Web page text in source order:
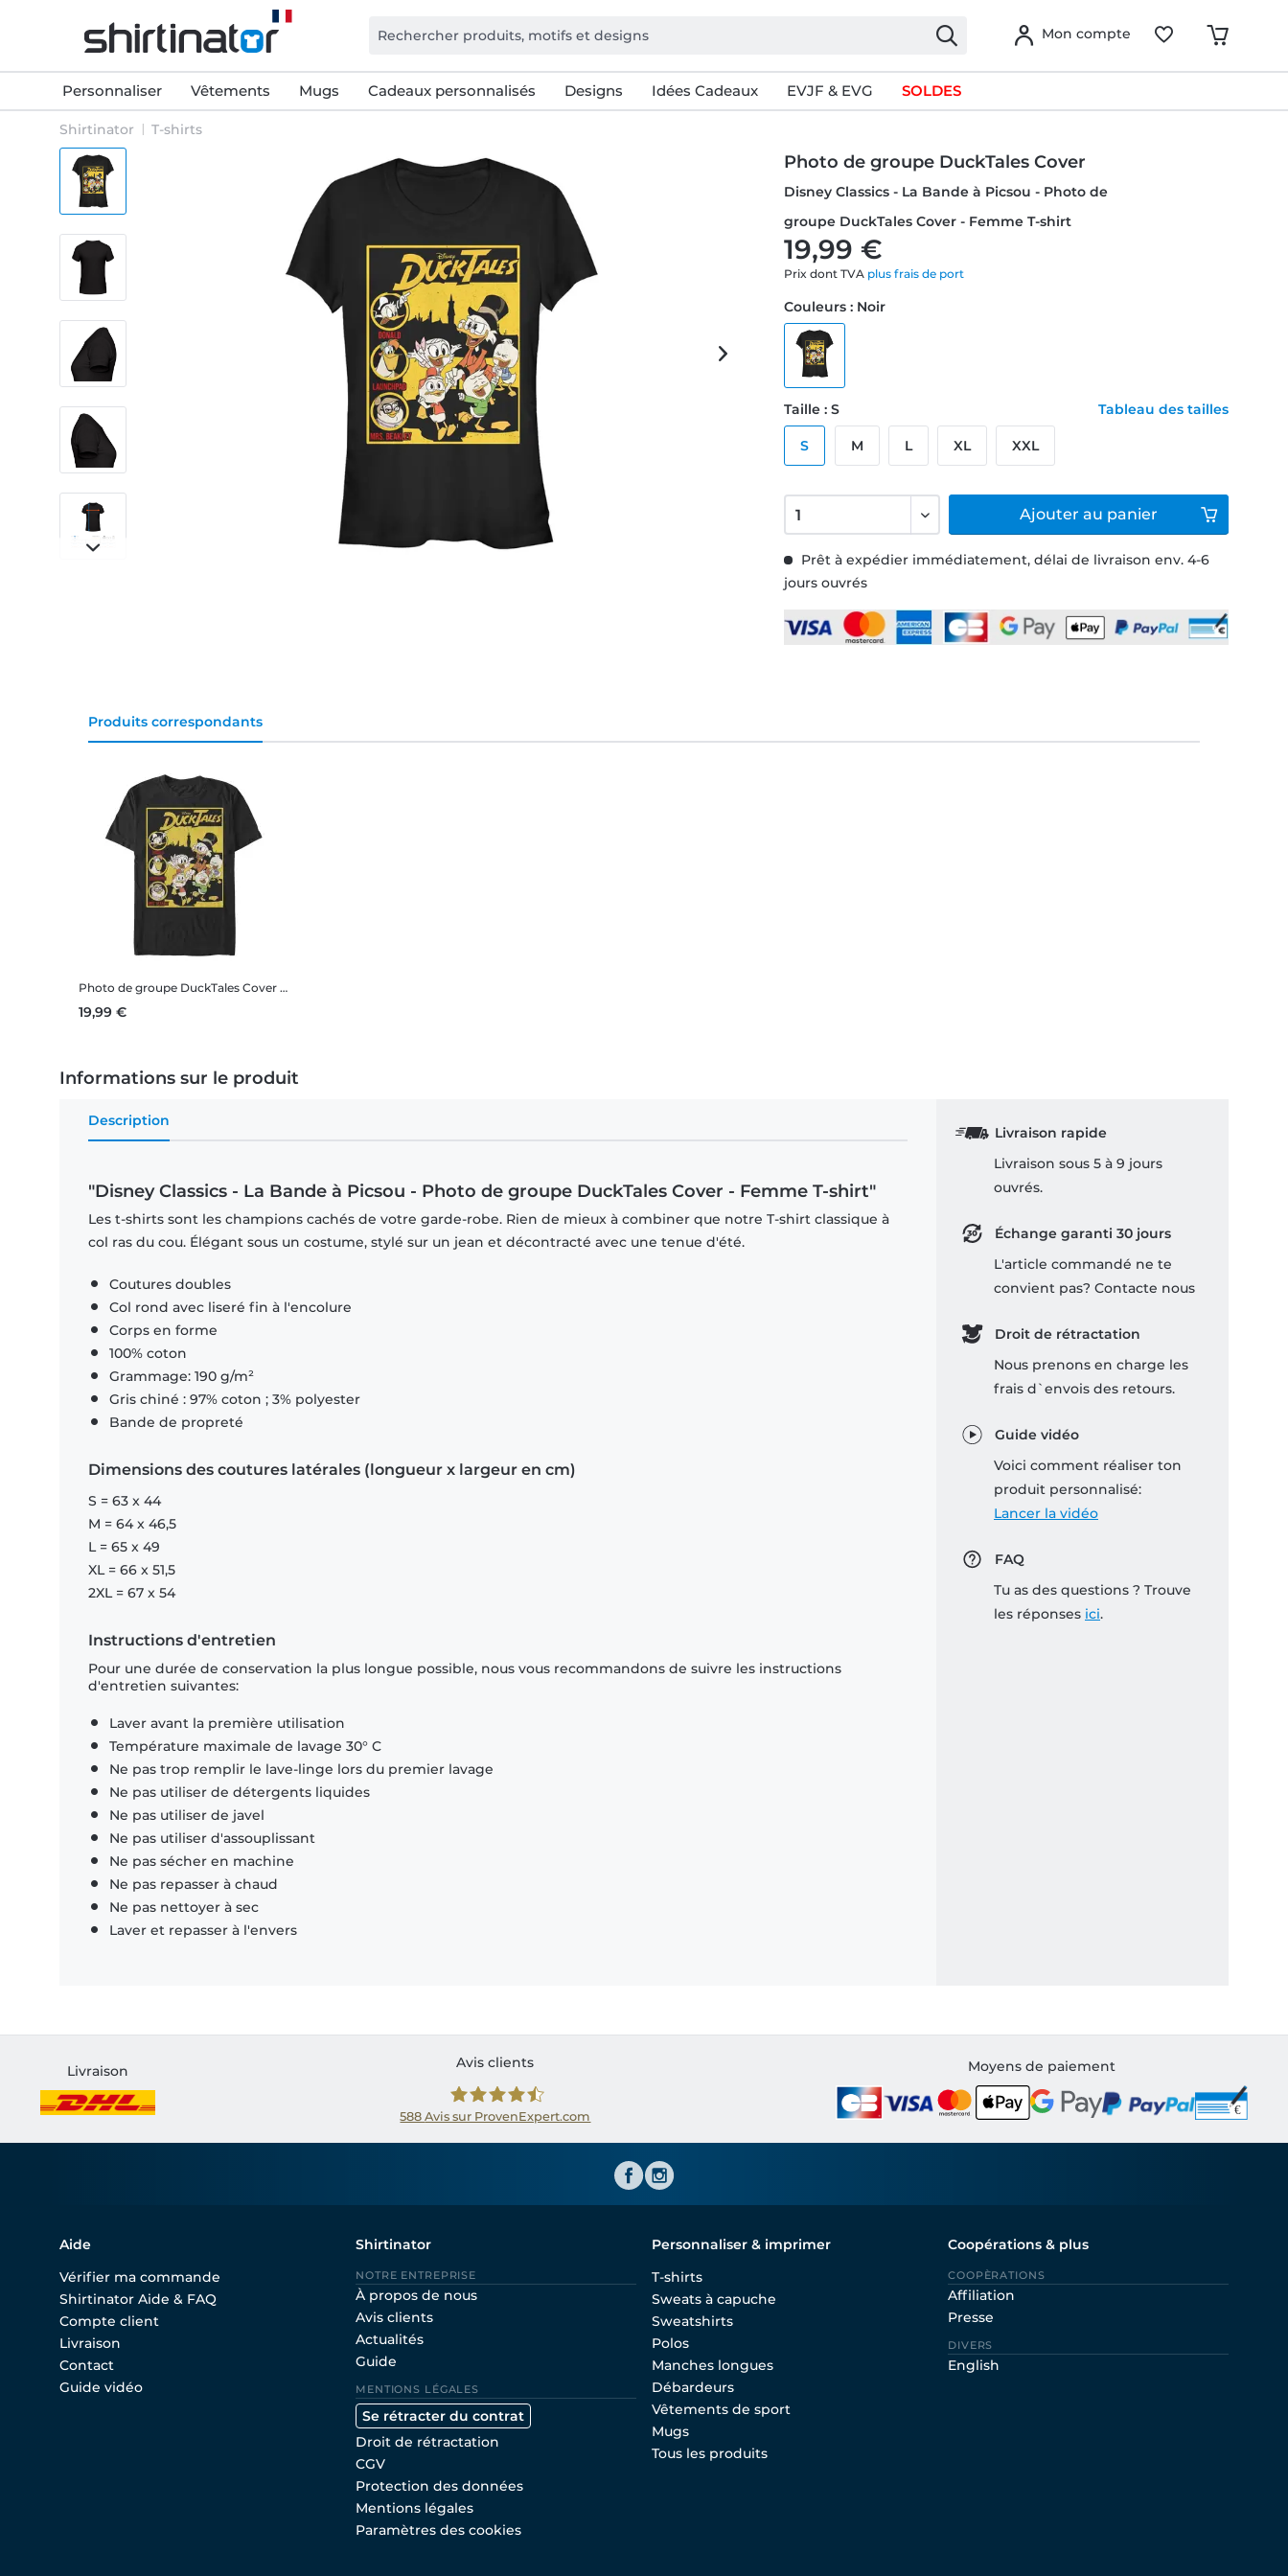
Mon compte
Personnaliser Vêtements Mugs Cadeaux personnalisés Designs Idées Cadeaux EVJF & EVG SOLDES
Shirtinator T-shirts
Photo de groupe DuckTales Cover
Disney Classics - La Bande à Picsou - Photo de
groupe DuckTales Cover - Femme T-shirt
19,99 €
Prix dont TVA plus frais de port
Prêt à expédier immédiatement, délai de livraison env. 4-6
jours ouvrés
Couleurs : Noir
Taille : S Tableau des tailles
S M L XL XXL
Ajouter au panier
Produits correspondants
Photo de groupe DuckTales Cover Disney Classics - La Bande à Picsou - Photo de groupe DuckTales Cover - Homme T-shirt
19,99 €
Informations sur le produit
Description
"Disney Classics - La Bande à Picsou - Photo de groupe DuckTales Cover - Femme T-shirt"
Les t-shirts sont les champions cachés de votre garde-robe. Rien de mieux à combiner que notre T-shirt classique à
col ras du cou. Élégant sous un costume, stylé sur un jean et décontracté avec une tenue d'été.
Coutures doubles
Col rond avec liseré fin à l'encolure
Corps en forme
100% coton
Grammage: 190 g/m²
Gris chiné : 97% coton ; 3% polyester
Bande de propreté
Dimensions des coutures latérales (longueur x largeur en cm)
S = 63 x 44
M = 64 x 46,5
L = 65 x 49
XL = 66 x 51,5
2XL = 67 x 54
Instructions d'entretien
Pour une durée de conservation la plus longue possible, nous vous recommandons de suivre les instructions
d'entretien suivantes:
Laver avant la première utilisation
Température maximale de lavage 30° C
Ne pas trop remplir le lave-linge lors du premier lavage
Ne pas utiliser de détergents liquides
Ne pas utiliser de javel
Ne pas utiliser d'assouplissant
Ne pas sécher en machine
Ne pas repasser à chaud
Ne pas nettoyer à sec
Laver et repasser à l'envers
Livraison rapide
Livraison sous 5 à 9 jours
ouvrés.
Échange garanti 30 jours
L'article commandé ne te
convient pas? Contacte nous
Droit de rétractation
Nous prenons en charge les
frais d`envois des retours.
Guide vidéo
Voici comment réaliser ton
produit personnalisé:
Lancer la vidéo
FAQ
Tu as des questions ? Trouve
les réponses ici.
Livraison
Avis clients
588Avis sur ProvenExpert.com
Moyens de paiement
Aide
Vérifier ma commande
Shirtinator Aide & FAQ
Compte client
Livraison
Contact
Guide vidéo
Shirtinator
NOTRE ENTREPRISE
À propos de nous
Avis clients
Actualités
Guide
MENTIONS LÉGALES
Se rétracter du contrat
Droit de rétractation
CGV
Protection des données
Mentions légales
Paramètres des cookies
Personnaliser & imprimer
T-shirts
Sweats à capuche
Sweatshirts
Polos
Manches longues
Débardeurs
Vêtements de sport
Mugs
Tous les produits
Coopérations & plus
COOPÈRATIONS
Affiliation
Presse
DIVERS
English